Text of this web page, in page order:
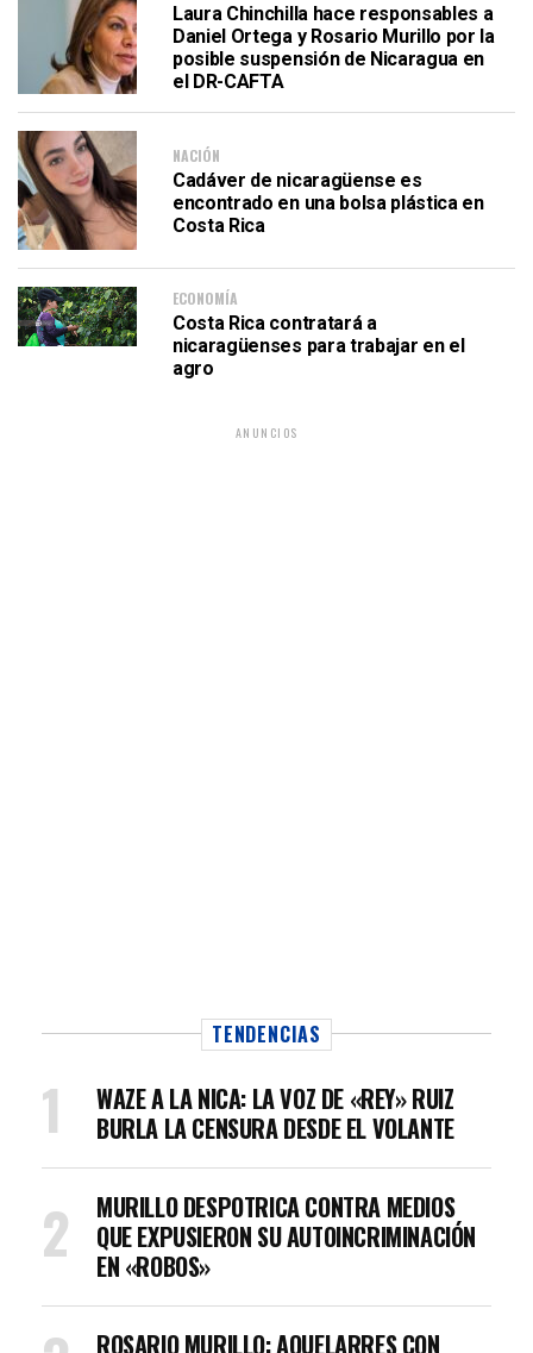
Laura Chinchilla hace responsables a
Daniel Ortega y Rosario Murillo por la
posible suspensión de Nicaragua en
el DR-CAFTA
NACIÓN
Cadáver de nicaragüense es
encontrado en una bolsa plástica en
Costa Rica
ECONOMÍA
Costa Rica contratará a
nicaragüenses para trabajar en el
agro
ANUNCIOS
TENDENCIAS
WAZE A LA NICA: LA VOZ DE «REY» RUIZ
BURLA LA CENSURA DESDE EL VOLANTE
MURILLO DESPOTRICA CONTRA MEDIOS
QUE EXPUSIERON SU AUTOINCRIMINACIÓN
EN «ROBOS»
ROSARIO MURILLO: AQUELARRES CON